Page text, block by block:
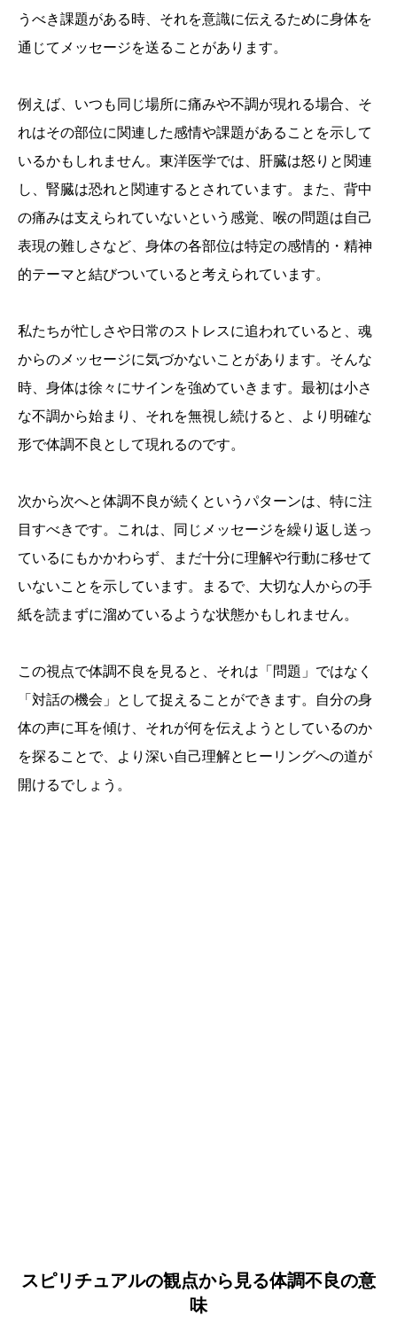
うべき課題がある時、それを意識に伝えるために身体を
通じてメッセージを送ることがあります。
例えば、いつも同じ場所に痛みや不調が現れる場合、そ
れはその部位に関連した感情や課題があることを示して
いるかもしれません。東洋医学では、肝臓は怒りと関連
し、腎臓は恐れと関連するとされています。また、背中
の痛みは支えられていないという感覚、喉の問題は自己
表現の難しさなど、身体の各部位は特定の感情的・精神
的テーマと結びついていると考えられています。
私たちが忙しさや日常のストレスに追われていると、魂
からのメッセージに気づかないことがあります。そんな
時、身体は徐々にサインを強めていきます。最初は小さ
な不調から始まり、それを無視し続けると、より明確な
形で体調不良として現れるのです。
次から次へと体調不良が続くというパターンは、特に注
目すべきです。これは、同じメッセージを繰り返し送っ
ているにもかかわらず、まだ十分に理解や行動に移せて
いないことを示しています。まるで、大切な人からの手
紙を読まずに溜めているような状態かもしれません。
この視点で体調不良を見ると、それは「問題」ではなく
「対話の機会」として捉えることができます。自分の身
体の声に耳を傾け、それが何を伝えようとしているのか
を探ることで、より深い自己理解とヒーリングへの道が
開けるでしょう。
スピリチュアルの観点から見る体調不良の意
味